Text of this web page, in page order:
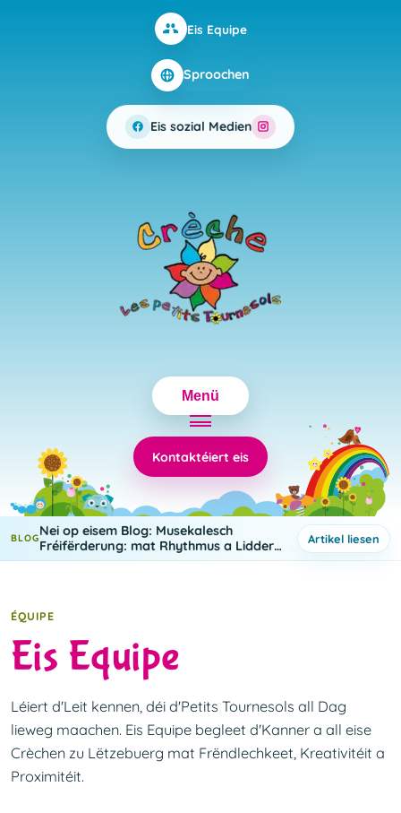
Eis Equipe
Eis sozial Medien
Sproochen
Menü
Kontaktéiert eis
BLOGNei op eisem Blog: Musekalesch
Fréifërderung: mat Rhythmus a Lidder
léieren 🎵
Artikel liesen
ÉQUIPE
Eis Equipe
Léiert d'Leit kennen, déi d'Petits Tournesols all Dag
lieweg maachen. Eis Equipe begleet d'Kanner a all eise
Crèchen zu Lëtzebuerg mat Frëndlechkeet, Kreativitéit a
Proximitéit.